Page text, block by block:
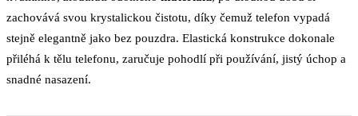
zachovává svou krystalickou čistotu, díky čemuž telefon vypadá
stejně elegantně jako bez pouzdra. Elastická konstrukce dokonale
přiléhá k tělu telefonu, zaručuje pohodlí při používání, jistý úchop a
snadné nasazení.